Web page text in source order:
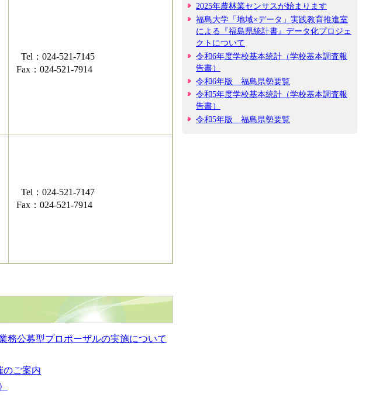
Tel：024-521-7145
Fax：024-521-7914
Tel：024-521-7147
​Fax：024-521-7914
務公募型プロポーザルの実施について
のご案内
2025年農林業センサスが始まります
福島大学「地域×データ」実践教育推進室
による『福島県統計書』データ化プロジェ
クトについて
令和6年度学校基本統計（学校基本調査報
告書）
令和6年版 福島県勢要覧
令和5年度学校基本統計（学校基本調査報
告書）
令和5年版 福島県勢要覧